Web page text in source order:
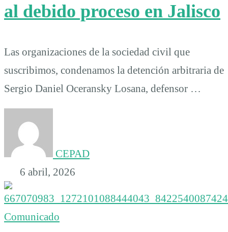
al debido proceso en Jalisco
Las organizaciones de la sociedad civil que
suscribimos, condenamos la detención arbitraria de
Sergio Daniel Oceransky Losana, defensor …
CEPAD
6 abril, 2026
Comunicado